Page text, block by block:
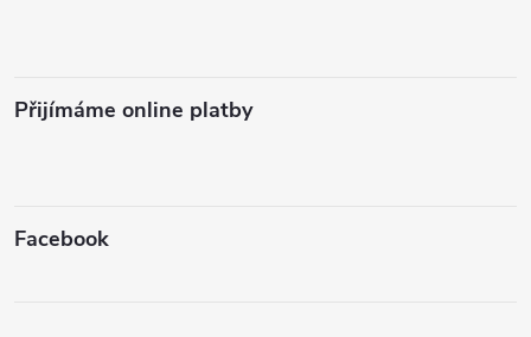
Přijímáme online platby
Facebook